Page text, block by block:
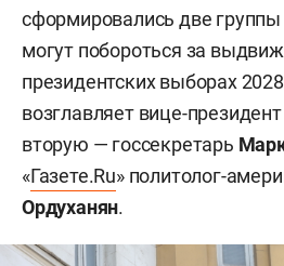
сформировались две
могут побороться за
президентских выборах
возглавляет вице-президент
вторую — госсекретарь
«Газете.Ru» политолог-
Ордуханян.